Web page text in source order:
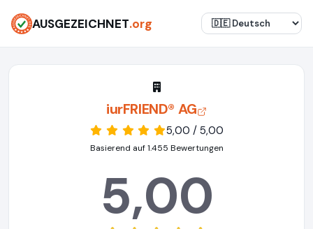
AUSGEZEICHNET.org
iurFRIEND® AG
5,00 / 5,00
Basierend auf 1.455 Bewertungen
5,00